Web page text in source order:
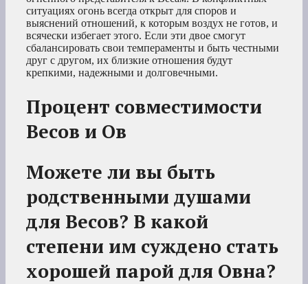
ситуациях огонь всегда открыт для споров и
выяснений отношений, к которым воздух не готов, и
всячески избегает этого. Если эти двое смогут
сбалансировать свои темпераменты и быть честными
друг с другом, их близкие отношения будут
крепкими, надежными и долговечными.
Процент совместимости
Весов и Ов
Можете ли вы быть
родственными душами
для Весов? В какой
степени им суждено стать
хорошей парой для Овна?